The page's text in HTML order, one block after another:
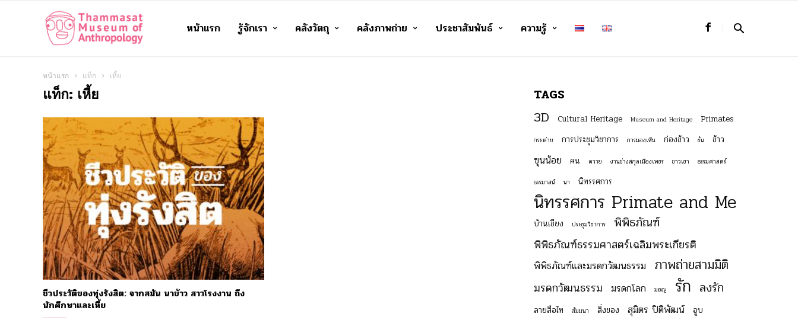
Thammasat
of
Anthropology
หน้าแรก รู้จักเรา คลังวัตถุ คลังภาพถ่าย ประชาสัมพันธ์ ความรู้
หน้าแรก แท็ก เหี้ย
แท็ก: เหี้ย
ชีวประวัติของทุ่งรังสิต: จากสมัน นาข้าว สาวโรงงาน ถึง
นักศึกษาและเหี้ย
TAGS
3D Cultural Heritage Museum and Heritage Primates
กระต่าย การประชุมวิชาการ การมองเห็น ก่องข้าว ขัน ข้าว
ฃุนน้อย คน ควาย งานช่างสกุลเมืองเพชร ชาวเขา ธรรมศาสตร์
ธรรมาสน์ นา นิทรรศการ
นิทรรศการ Primate and Me
บ้านเชียง ประชุมวิชาการ พิพิธภัณฑ์
พิพิธภัณฑ์ธรรมศาสตร์เฉลิมพระเกียรติ
พิพิธภัณฑ์และมรดกวัฒนธรรม ภาพถ่ายสามมิติ
มรดกวัฒนธรรม มรดกโลก มอญ รัก ลงรัก
ลายสือไท สัมมนา สิ่งของ สุมิตร ปิติพัฒน์ อูบ